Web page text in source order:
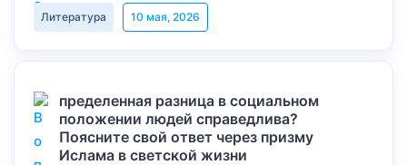
Литература 10 мая, 2026
пределенная разница в социальном
положении людей справедлива?
Поясните свой ответ через призму
Ислама в светской жизни